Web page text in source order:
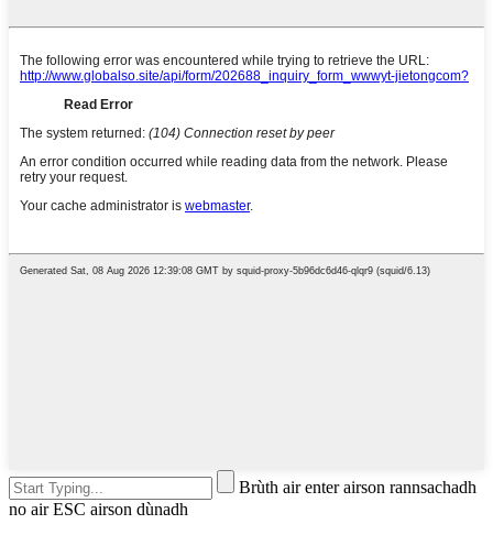
Brùth air enter airson rannsachadh
no air ESC airson dùnadh